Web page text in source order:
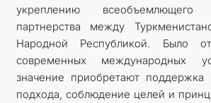
укреплению всеобъемлющего
партнерства между
Народной Республикой. Было
современных международных
значение приобретают поддержка
подхода, соблюдение целей и